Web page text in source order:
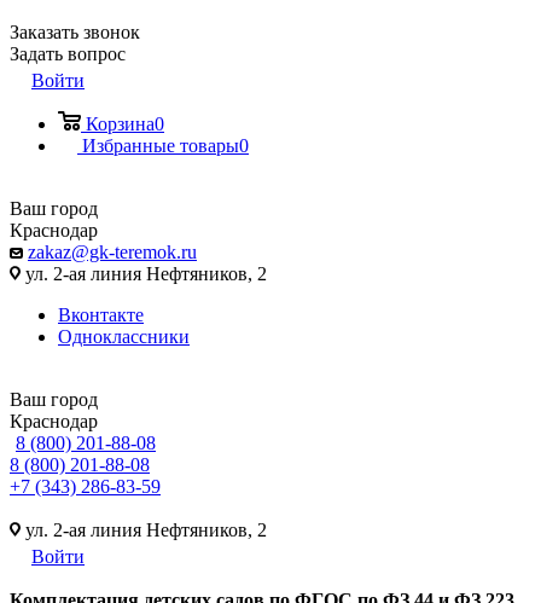
Заказать звонок
Задать вопрос
Войти
Корзина0
Избранные товары0
Ваш город
Краснодар
zakaz@gk-teremok.ru
ул. 2-ая линия Нефтяников, 2
Вконтакте
Одноклассники
Ваш город
Краснодар
8 (800) 201-88-08
8 (800) 201-88-08
+7 (343) 286-83-59
ул. 2-ая линия Нефтяников, 2
Войти